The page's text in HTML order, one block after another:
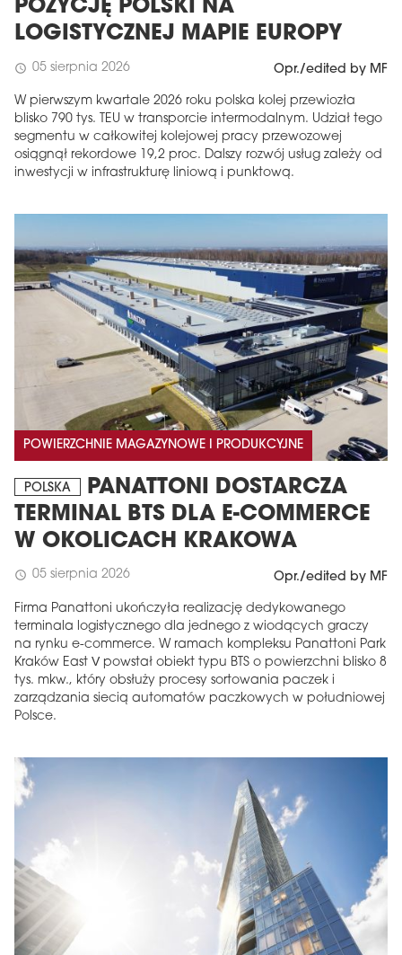
POZYCJĘ POLSKI NA
LOGISTYCZNEJ MAPIE EUROPY
schedule 05 sierpnia 2026 Opr./edited by MF
W pierwszym kwartale 2026 roku polska kolej przewiozła
blisko 790 tys. TEU w transporcie intermodalnym. Udział tego
segmentu w całkowitej kolejowej pracy przewozowej
osiągnął rekordowe 19,2 proc. Dalszy rozwój usług zależy od
inwestycji w infrastrukturę liniową i punktową.
POWIERZCHNIE MAGAZYNOWE I PRODUKCYJNE
POLSKA
PANATTONI DOSTARCZA
TERMINAL BTS DLA E-COMMERCE
W OKOLICACH KRAKOWA
schedule 05 sierpnia 2026 Opr./edited by MF
Firma Panattoni ukończyła realizację dedykowanego
terminala logistycznego dla jednego z wiodących graczy
na rynku e-commerce. W ramach kompleksu Panattoni Park
Kraków East V powstał obiekt typu BTS o powierzchni blisko 8
tys. mkw., który obsłuży procesy sortowania paczek i
zarządzania siecią automatów paczkowych w południowej
Polsce.